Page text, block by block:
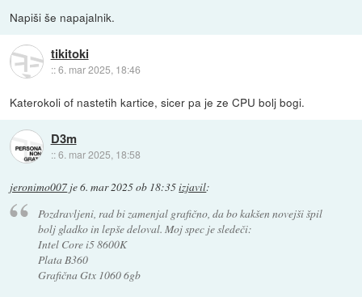
Napiši še napajalnik.
tikitoki
::6. mar 2025, 18:46
Katerokoli of nastetih kartice, sicer pa je ze CPU bolj bogi.
D3m
::6. mar 2025, 18:58
jeronimo007 je6. mar 2025 ob 18:35izjavil:
Pozdravljeni, rad bi zamenjal grafično, da bo kakšen novejši špil
bolj gladko in lepše deloval. Moj spec je sledeči:
Intel Core i5 8600K
Plata B360
Grafična Gtx 1060 6gb